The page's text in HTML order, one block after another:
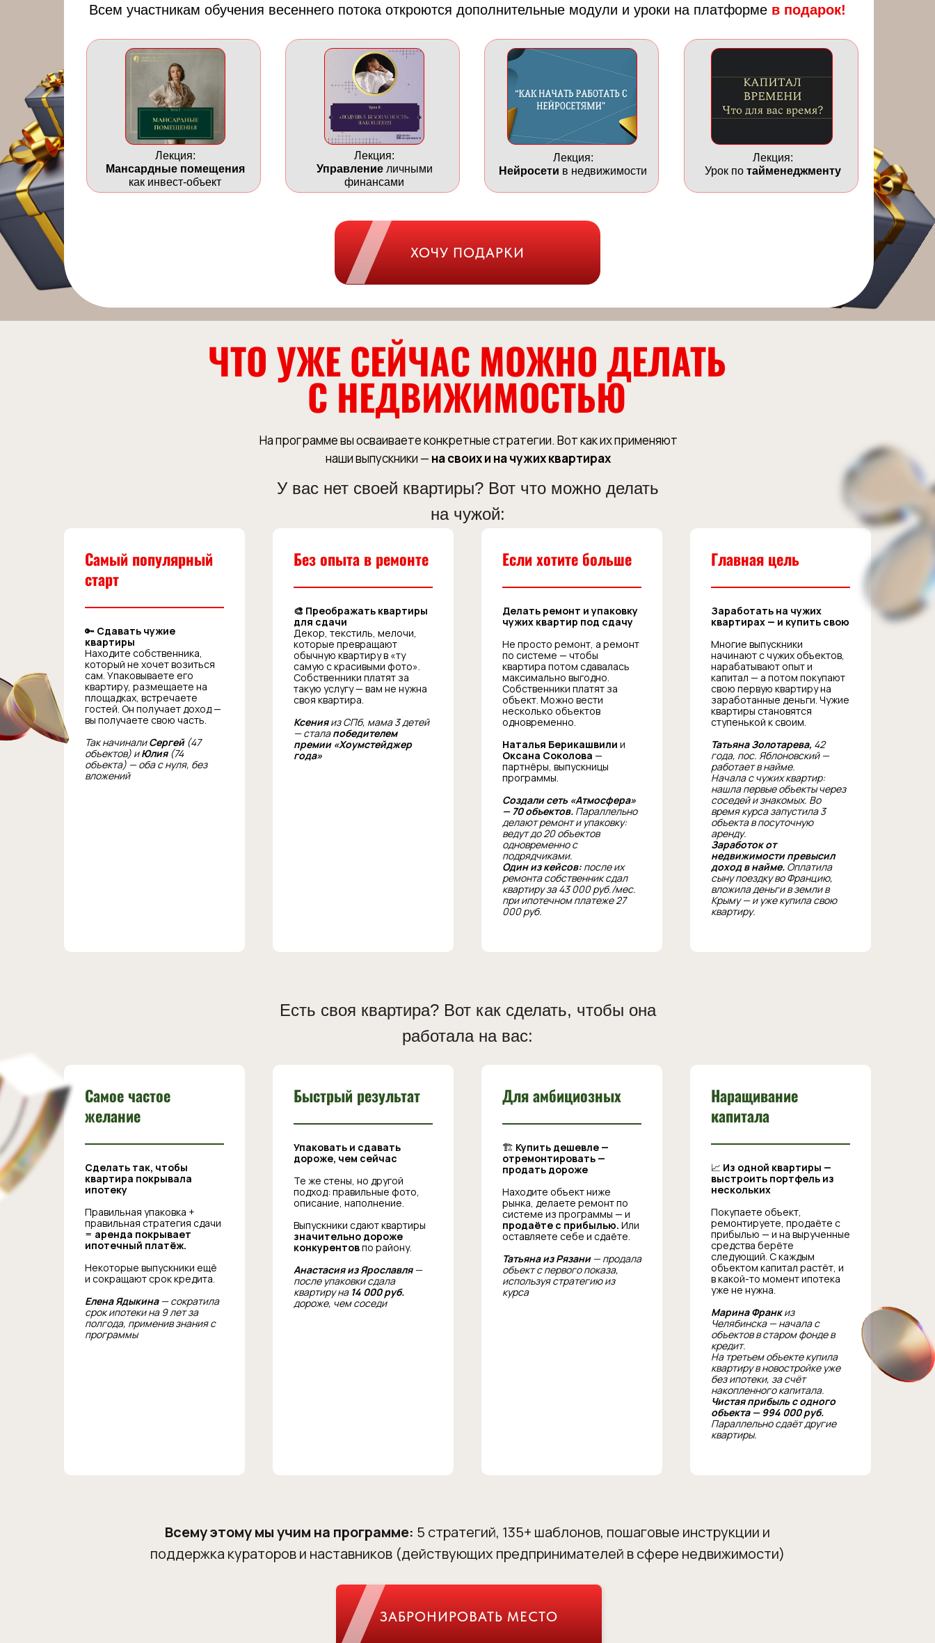
ХОЧУ ПОДАРКИ
Всем участникам обучения весеннего потока откроются дополнительные модули и уроки на платформе в подарок!
Лекция:
Мансардные помещения
как инвест-объект
Лекция:
Управлениеличными
финансами
Лекция:
Нейросети в недвижимости
Лекция:
Урок по тайменеджменту
ЧТО УЖЕ СЕЙЧАС МОЖНО ДЕЛАТЬ
С НЕДВИЖИМОСТЬЮ
На программе вы осваиваете конкретные стратегии. Вот как их применяют
наши выпускники — на своих и на чужих квартирах
У вас нет своей квартиры? Вот что можно делать
на чужой:
Самый популярный
старт
🔑 Сдавать чужие
квартиры
Находите собственника,
который не хочет возиться
сам. Упаковываете его
квартиру, размещаете на
площадках, встречаете
гостей. Он получает доход —
вы получаете свою часть.
Так начиналиСергей(47
объектов) иЮлия(74
объекта) — оба с нуля, без
вложений
Без опыта в ремонте
🎨 Преображать квартиры
для сдачи
Декор, текстиль, мелочи,
которые превращают
обычную квартиру в «ту
самую с красивыми фото».
Собственники платят за
такую услугу — вам не нужна
своя квартира.
Ксенияиз СПб, мама 3 детей
— сталапобедителем
премии «Хоумстейджер
года»
Если хотите больше
Делать ремонт и упаковку
чужих квартир под сдачу
Не просто ремонт, а ремонт
по системе — чтобы
квартира потом сдавалась
максимально выгодно.
Собственники платят за
объект. Можно вести
несколько объектов
одновременно.
Наталья Берикашвили и
Оксана Соколова —
партнёры, выпускницы
программы.
Создали сеть «Атмосфера»
— 70 объектов. Параллельно
делают ремонт и упаковку:
ведут до 20 объектов
одновременно с
подрядчиками.
Один из кейсов: после их
ремонта собственник сдал
квартиру за 43 000 руб./мес.
при ипотечном платеже 27
000 руб.
Главная цель
Заработать на чужих
квартирах — и купить свою
Многие выпускники
начинают с чужих объектов,
нарабатывают опыт и
капитал — а потом покупают
свою первую квартиру на
заработанные деньги. Чужие
квартиры становятся
ступенькой к своим.
Татьяна Золотарева, 42
года, пос. Яблоновский —
работает в найме.
Начала с чужих квартир:
нашла первые объекты через
соседей и знакомых. Во
время курса запустила 3
объекта в посуточную
аренду.
Заработок от
недвижимости превысил
доход в найме. Оплатила
сыну поездку во Францию,
вложила деньги в земли в
Крыму — и уже купила свою
квартиру.
Есть своя квартира? Вот как сделать, чтобы она
работала на вас:
Самое частое
желание
Сделать так, чтобы
квартира покрывала
ипотеку
Правильная упаковка +
правильная стратегия сдачи
= аренда покрывает
ипотечный платёж.
Некоторые выпускники ещё
и сокращают срок кредита.
Елена Ядыкина— сократила
срок ипотеки на 9 лет за
полгода, применив знания с
программы
Быстрый результат
Упаковать и сдавать
дороже, чем сейчас
Те же стены, но другой
подход: правильные фото,
описание, наполнение.
Выпускники сдают квартиры
значительно дороже
конкурентовпо району.
Анастасия из Ярославля—
после упаковки сдала
квартиру на 14 000 руб.
дороже, чем соседи
Для амбициозных
🏗 Купить дешевле —
отремонтировать —
продать дороже
Находите объект ниже
рынка, делаете ремонт по
системе из программы — и
продаёте с прибылью. Или
оставляете себе и сдаёте.
Татьяна из Рязани— продала
объект с первого показа,
используя стратегию из
курса
Наращивание
капитала
📈 Из одной квартиры —
выстроить портфель из
нескольких
Покупаете объект,
ремонтируете, продаёте с
прибылью — и на вырученные
средства берёте
следующий. С каждым
объектом капитал растёт, и
в какой-то момент ипотека
уже не нужна.
Марина Франкиз
Челябинска — начала с
объектов в старом фонде в
кредит.
На третьем объекте купила
квартиру в новостройке уже
без ипотеки, за счёт
накопленного капитала.
Чистая прибыль с одного
объекта — 994 000 руб.
Параллельно сдаёт другие
квартиры.
ЗАБРОНИРОВАТЬ МЕСТО
Всему этому мы учим на программе: 5 стратегий, 135+ шаблонов, пошаговые инструкции и
поддержка кураторов и наставников (действующих предпринимателей в сфере недвижимости)